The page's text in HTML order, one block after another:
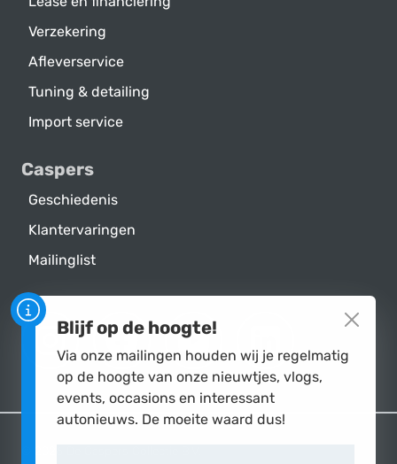
Verzekering
Afleverservice
Tuning & detailing
Import service
Caspers
Geschiedenis
Klantervaringen
Mailinglist
DE CASPERS COLLECTIE B.V. OP
DE CASPERS COLLECTIE B.V.
DE CASPERSDE CASPERS
Blijf op de hoogte!
Via onze mailingen houden wij je regelmatig
op de hoogte van onze nieuwtjes, vlogs,
events, occasions en interessant
autonieuws. De moeite waard dus!